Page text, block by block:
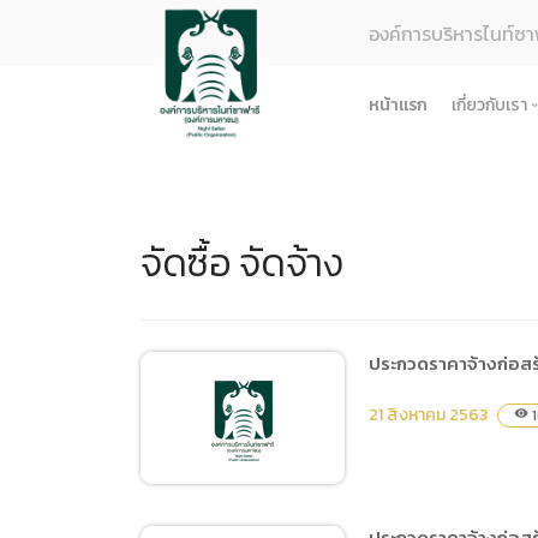
องค์การบริหารไนท์ซ
หน้าแรก เกี่ยวกับเรา
ข้อมูล
การจั
ข้อบัง
จัดซื้อ จัดจ้าง
ประกวดราคาจ้างก่อ
21 สิงหาคม 2563 visibility